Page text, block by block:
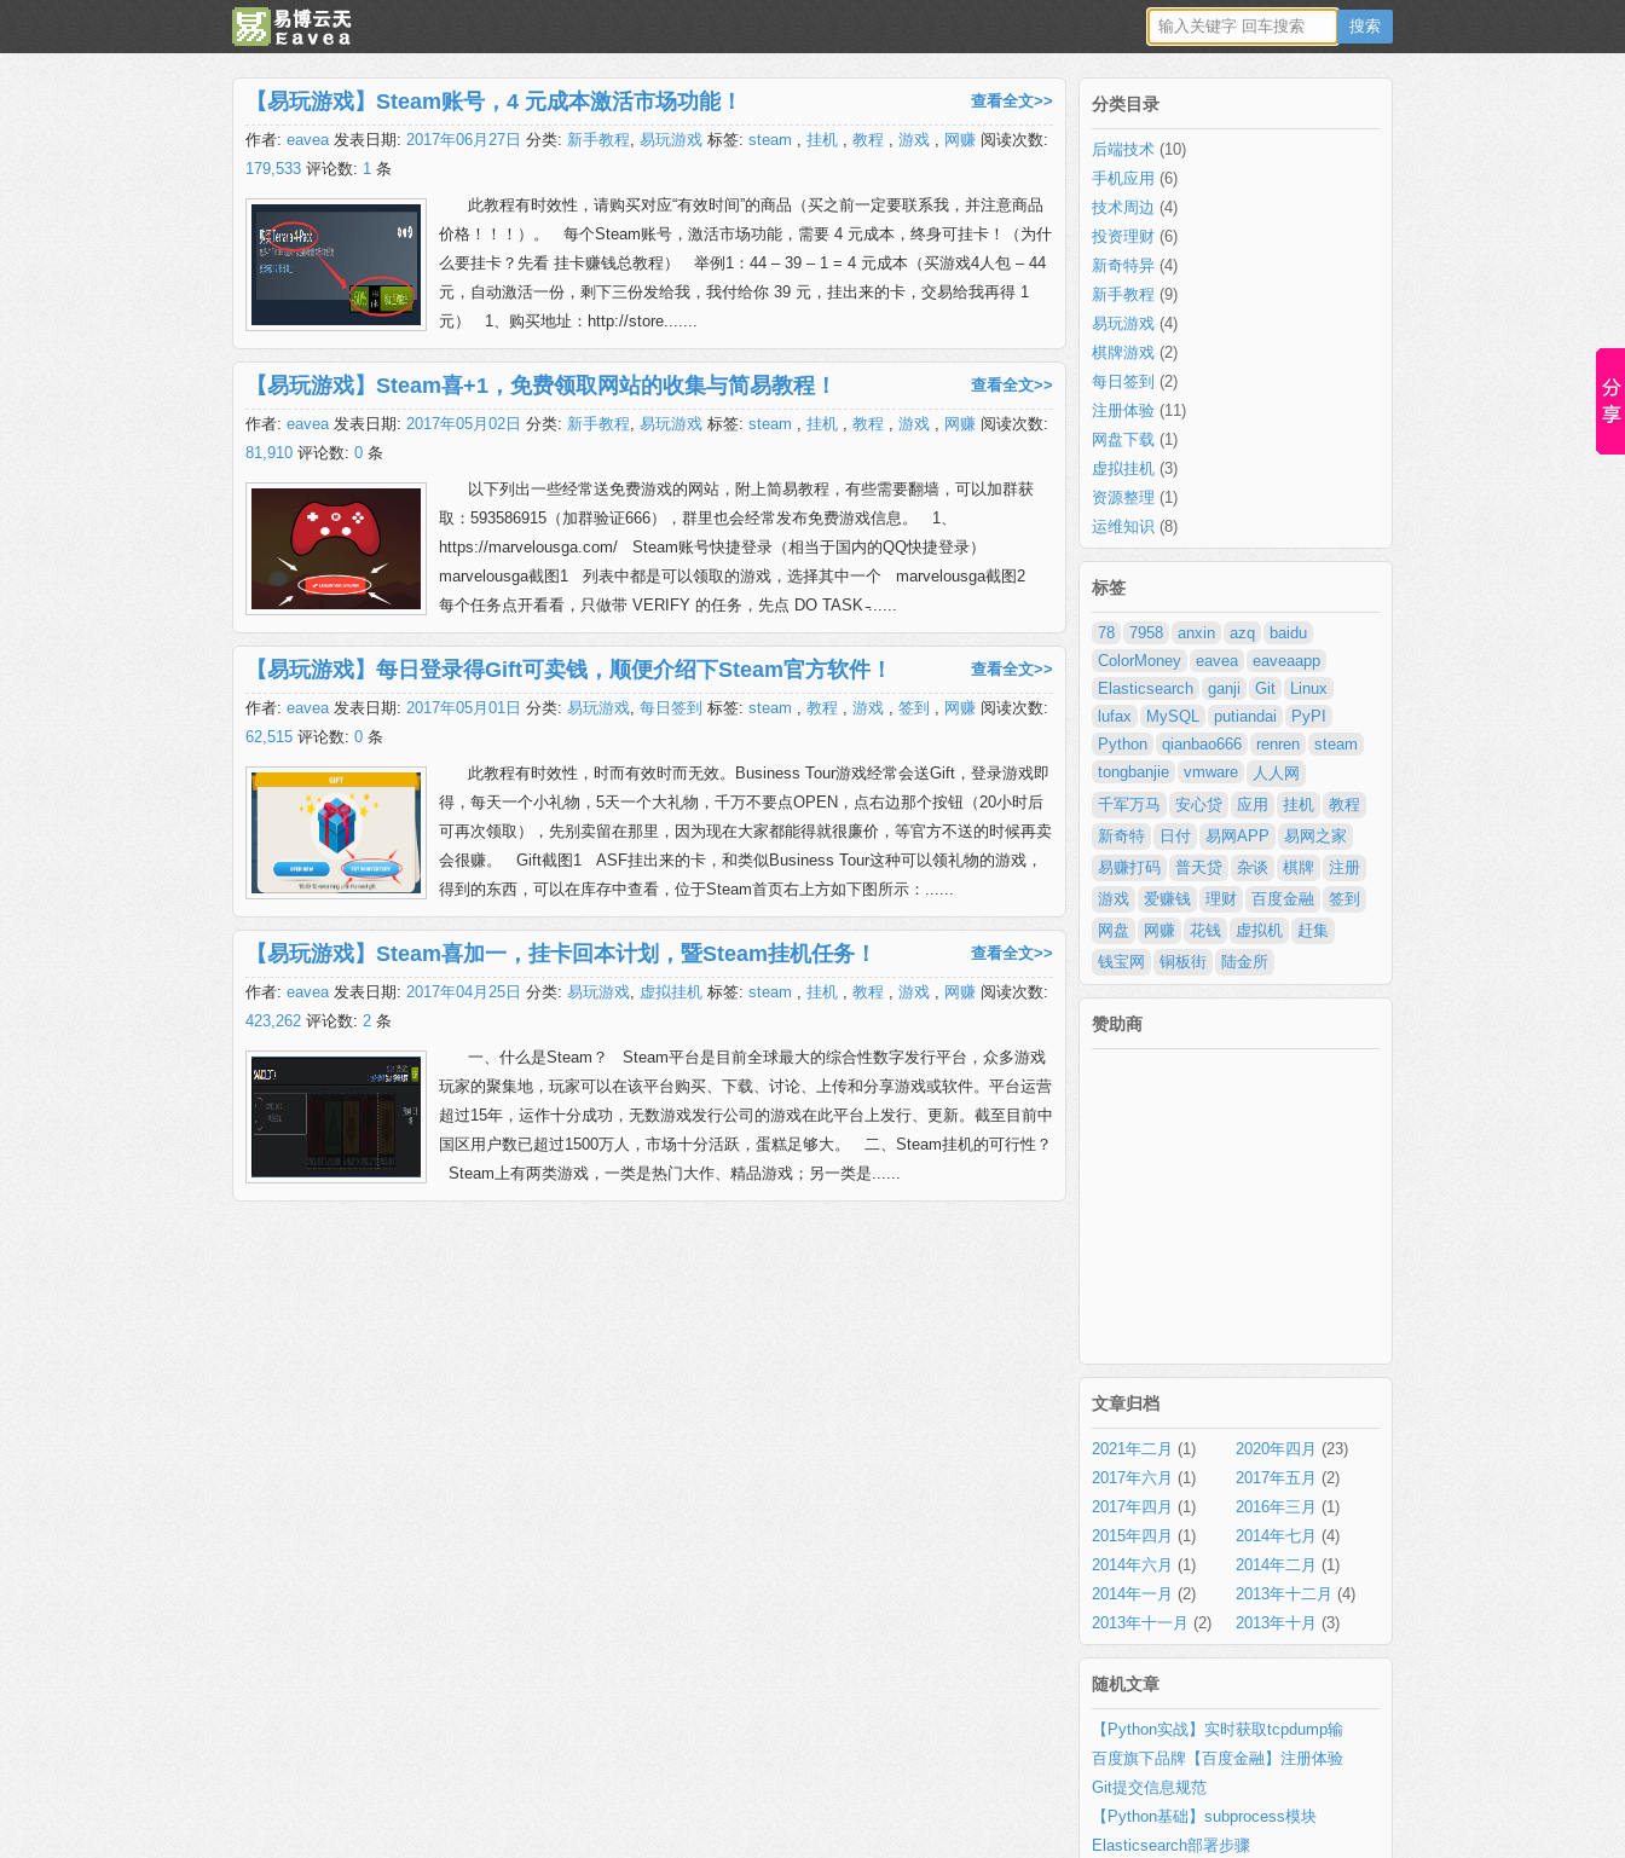
【易玩游戏】Steam账号，4 元成本激活市场功能！
作者: eavea发表日期: 2017年06月27日 分类: 新手教程, 易玩游戏 标签: steam , 挂机 , 教程 , 游戏 , 网赚 阅读次数:
179,533 评论数: 1 条
此教程有时效性，请购买对应“有效时间”的商品（买之前一定要联系我，并注意商品
价格！！！）。 每个Steam账号，激活市场功能，需要 4 元成本，终身可挂卡！（为什
么要挂卡？先看 挂卡赚钱总教程） 举例1：44 – 39 – 1 = 4 元成本（买游戏4人包 – 44
元，自动激活一份，剩下三份发给我，我付给你 39 元，挂出来的卡，交易给我再得 1
元） 1、购买地址：http://store.......
查看全文>>
【易玩游戏】Steam喜+1，免费领取网站的收集与简易教程！
作者: eavea发表日期: 2017年05月02日 分类: 新手教程, 易玩游戏 标签: steam , 挂机 , 教程 , 游戏 , 网赚 阅读次数:
81,910 评论数: 0 条
以下列出一些经常送免费游戏的网站，附上简易教程，有些需要翻墙，可以加群获
取：593586915（加群验证666），群里也会经常发布免费游戏信息。 1、
https://marvelousga.com/ Steam账号快捷登录（相当于国内的QQ快捷登录）
marvelousga截图1 列表中都是可以领取的游戏，选择其中一个 marvelousga截图2
每个任务点开看看，只做带 VERIFY 的任务，先点 DO TASK ̵......
查看全文>>
【易玩游戏】每日登录得Gift可卖钱，顺便介绍下Steam官方软件！
作者: eavea发表日期: 2017年05月01日 分类: 易玩游戏, 每日签到 标签: steam , 教程 , 游戏 , 签到 , 网赚 阅读次数:
62,515 评论数: 0 条
此教程有时效性，时而有效时而无效。Business Tour游戏经常会送Gift，登录游戏即
得，每天一个小礼物，5天一个大礼物，千万不要点OPEN，点右边那个按钮（20小时后
可再次领取），先别卖留在那里，因为现在大家都能得就很廉价，等官方不送的时候再卖
会很赚。 Gift截图1 ASF挂出来的卡，和类似Business Tour这种可以领礼物的游戏，
得到的东西，可以在库存中查看，位于Steam首页右上方如下图所示：......
查看全文>>
【易玩游戏】Steam喜加一，挂卡回本计划，暨Steam挂机任务！
作者: eavea发表日期: 2017年04月25日 分类: 易玩游戏, 虚拟挂机 标签: steam , 挂机 , 教程 , 游戏 , 网赚 阅读次数:
423,262 评论数: 2 条
一、什么是Steam？ Steam平台是目前全球最大的综合性数字发行平台，众多游戏
玩家的聚集地，玩家可以在该平台购买、下载、讨论、上传和分享游戏或软件。平台运营
超过15年，运作十分成功，无数游戏发行公司的游戏在此平台上发行、更新。截至目前中
国区用户数已超过1500万人，市场十分活跃，蛋糕足够大。 二、Steam挂机的可行性？
Steam上有两类游戏，一类是热门大作、精品游戏；另一类是......
查看全文>>
分类目录
后端技术 (10)
手机应用 (6)
技术周边 (4)
投资理财 (6)
新奇特异 (4)
新手教程 (9)
易玩游戏 (4)
棋牌游戏 (2)
每日签到 (2)
注册体验 (11)
网盘下载 (1)
虚拟挂机 (3)
资源整理 (1)
运维知识 (8)
标签
78 7958 anxin azq
baidu
ColorMoney
eavea
eaveaapp
Elasticsearch
ganji Git
Linux
lufax
MySQL putiandai
PyPI
Python
qianbao666 renren
steam
tongbanjie
vmware
人人网
千军万马
安心贷 应用 挂机
教程
新奇特
日付 易网APP
易网之家
易赚打码
普天贷 杂谈 棋牌
注册
游戏
爱赚钱 理财 百度金融
签到
网盘
网赚 花钱 虚拟机
赶集
钱宝网
铜板街 陆金所
赞助商
文章归档
2021年二月 (1) 2020年四月 (23)
2017年六月 (1) 2017年五月 (2)
2017年四月 (1) 2016年三月 (1)
2015年四月 (1) 2014年七月 (4)
2014年六月 (1) 2014年二月 (1)
2014年一月 (2) 2013年十二月 (4)
2013年十一月 (2) 2013年十月 (3)
随机文章
【Python实战】实时获取tcpdump输
百度旗下品牌【百度金融】注册体验
Git提交信息规范
【Python基础】subprocess模块
Elasticsearch部署步骤